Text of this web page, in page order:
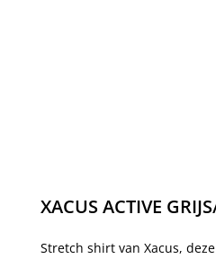
XACUS ACTIVE
Stretch shirt van Xacus,